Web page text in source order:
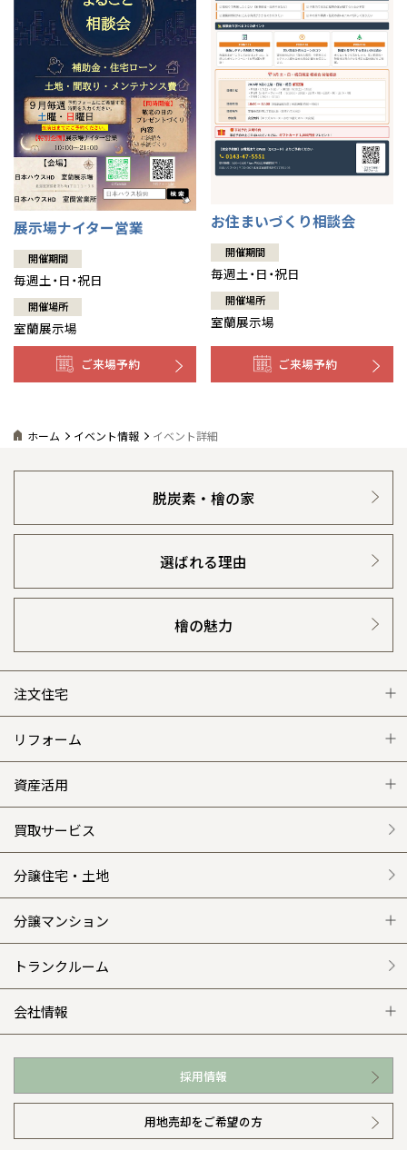
展示場ナイター営業
開催期間
毎週土・日・祝日
開催場所
室蘭展示場
ご来場予約
お住まいづくり相談会
開催期間
毎週土・日・祝日
開催場所
室蘭展示場
ご来場予約
ホーム イベント情報 イベント詳細
脱炭素・檜の家
選ばれる理由
檜の魅力
注文住宅
注文住宅 トップ
グレートステージ
クレステージ
施工事例
平屋の家
外観・インテリア集
WEB住宅展示場
お近くの展示場
イベント情報
リフォーム
リフォーム トップ
リフォームメニュー
選ばれる理由
リフォームの流れ
介護保険利用で快適リフォーム
カタログ請求（無料）
資産活用
資産活用 トップ
賃貸併用住宅のメリット
安心のサポートシステム
商品紹介
展示場案内
買取サービス
分譲住宅・土地
分譲マンション
分譲マンション トップ
ワザックとは
高い信頼性
安心の管理体制
トランクルーム
会社情報
会社情報 トップ
ニュースリリース
採用情報
用地売却をご希望の方